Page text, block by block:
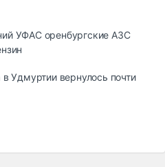
УФАС оренбургские АЗС
в Удмуртии вернулось почти